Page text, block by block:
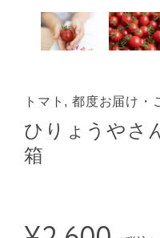
トマト, 都度お届け・
ひりょうやさ
箱